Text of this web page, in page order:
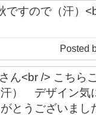
すので（汗）
Posted
ん<br /> こちら
） デザイン気
がとうございま